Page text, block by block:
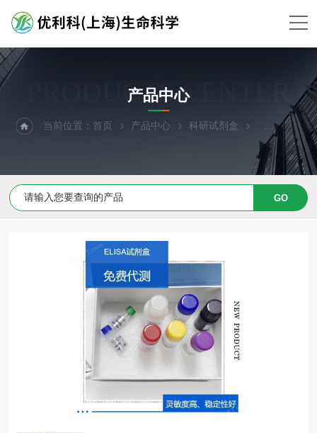
PRODUCTS CENTER
产品中心
当前位置：首页 产品中心 科研试剂盒 ELISA试剂盒